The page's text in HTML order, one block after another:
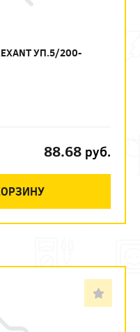
УП.5/200-
88.68 руб.